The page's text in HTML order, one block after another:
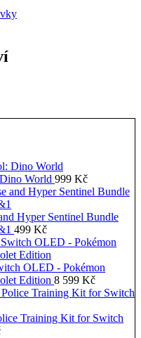
World 999 Kč
Hyper Sentinel Bundle
499 Kč
OLED - Pokémon
Edition 8 599 Kč
Training Kit for Switch